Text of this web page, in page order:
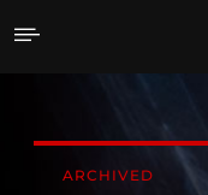
HDL 50-A
ARCHIVED